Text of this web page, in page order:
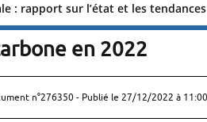
: rapport sur l’état et les
: rapport sur l’état
en 2022
n°276350 - Publié le 27/12/2022 à 11:00